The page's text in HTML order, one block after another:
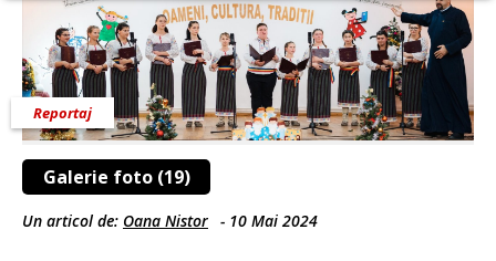
Galerie foto (19)
Reportaj
Un articol de: Oana Nistor - 10 Mai 2024